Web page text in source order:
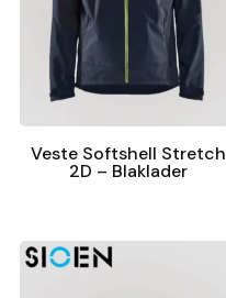
Veste Softshell Stretch
2D – Blaklader